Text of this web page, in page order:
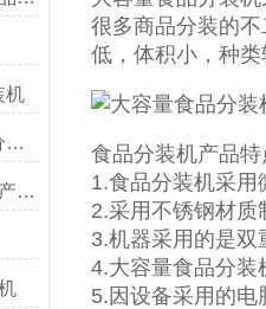
机
10-1000克瓜子花生称重食品分装机
2500克花生豆称重食品分装机产品简介
很多商品分装的
低，体积小，种
食品分装机产品特
1.食品分装机采
2.采用不锈钢材
3.机器采用的是
4.大容量食品分装
5.因设备采用的